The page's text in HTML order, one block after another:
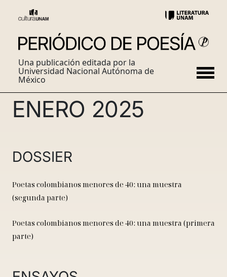
Una publicación editada por la
Universidad Nacional Autónoma de
México
ENERO 2025
DOSSIER
Poetas colombianos menores de 40: una muestra
(segunda parte)
Poetas colombianos menores de 40: una muestra (primera
parte)